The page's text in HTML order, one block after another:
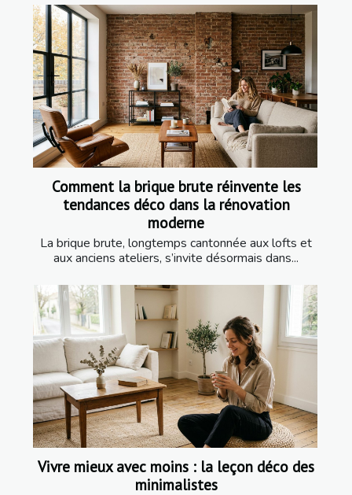
Comment la brique brute réinvente les
tendances déco dans la rénovation
moderne
La brique brute, longtemps cantonnée aux lofts et
aux anciens ateliers, s’invite désormais dans...
Vivre mieux avec moins : la leçon déco des
minimalistes